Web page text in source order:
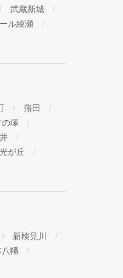
武蔵新城
ル綾瀬
蒲田
の塚
光が丘
新検見川
八幡